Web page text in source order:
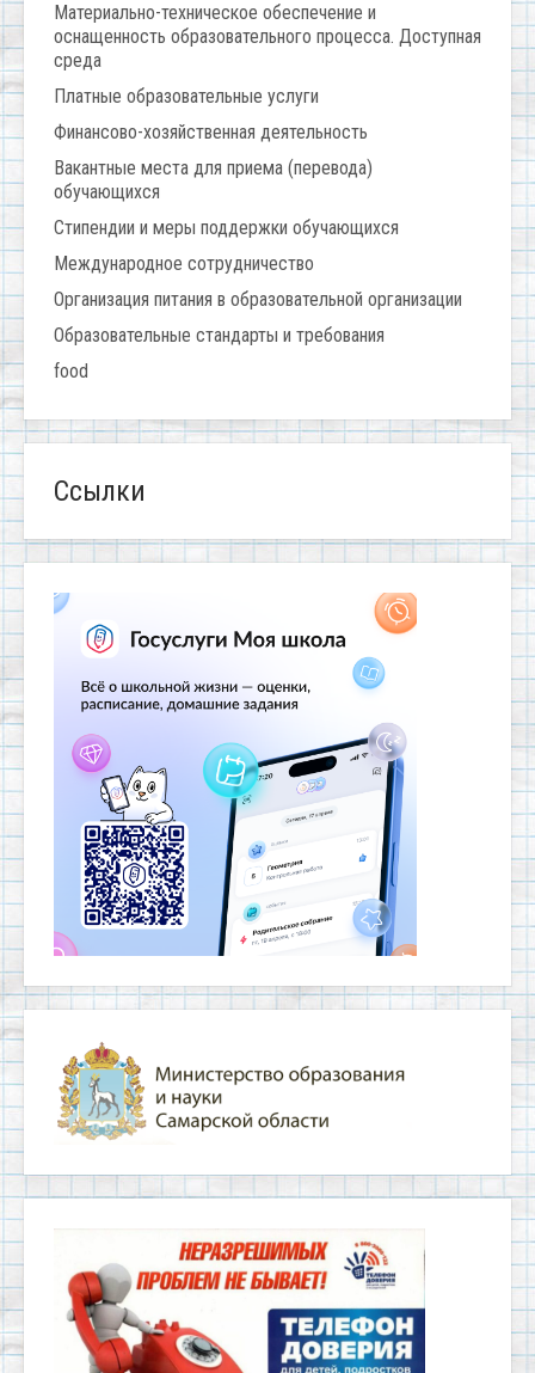
Материально-техническое обеспечение и
оснащенность образовательного процесса. Доступная
среда
Платные образовательные услуги
Финансово-хозяйственная деятельность
Вакантные места для приема (перевода)
обучающихся
Стипендии и меры поддержки обучающихся
Международное сотрудничество
Организация питания в образовательной организации
Образовательные стандарты и требования
food
Ссылки